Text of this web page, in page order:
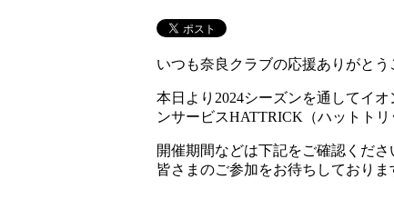
いつも奈良クラブの応援ありがとう
本日より2024シーズンを通してイ
ンサービスHATTRICK（ハットトリ
開催期間などは下記をご確認くださ
皆さまのご参加をお待ちしておりま